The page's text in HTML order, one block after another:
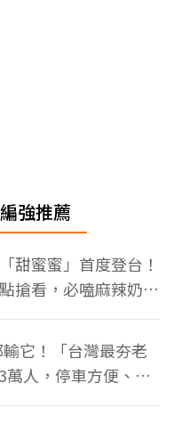
強推薦
甜蜜蜜」首度登台！
搶看，必嗑麻辣奶油
它！「台灣最夯老
萬人，停車方便、特